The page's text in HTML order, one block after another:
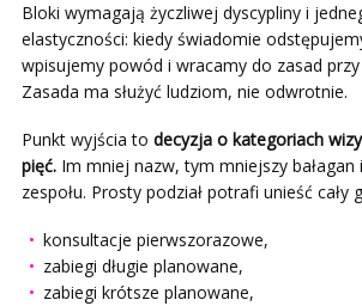
Bloki wymagają życzliwej dyscypliny i
elastyczności: kiedy świadomie
wpisujemy powód i wracamy do zasad
Zasada ma służyć ludziom, nie odwrotnie.
Punkt wyjścia to decyzja o kategoriach
pięć. Im mniej nazw, tym mniejszy
zespołu. Prosty podział potrafi unieść cały
konsultacje pierwszorazowe,
zabiegi długie planowane,
zabiegi krótsze planowane,